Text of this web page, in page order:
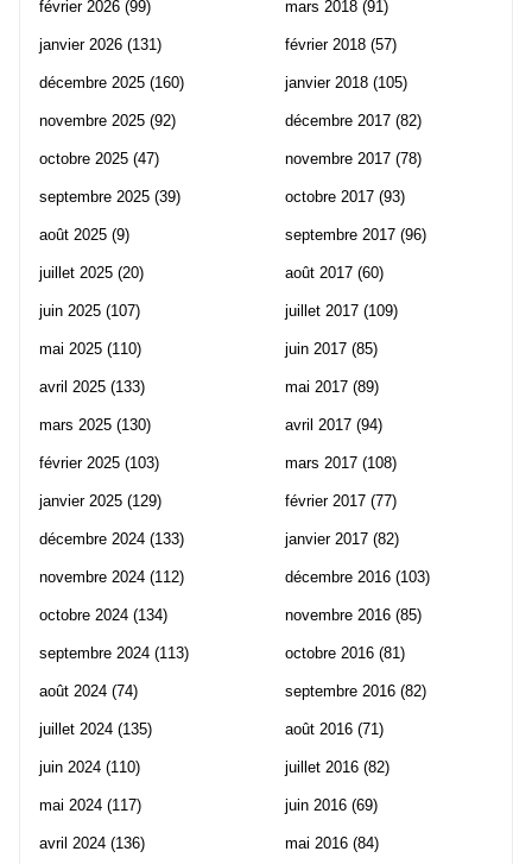
février 2026 (99)
janvier 2026 (131)
décembre 2025 (160)
novembre 2025 (92)
octobre 2025 (47)
septembre 2025 (39)
août 2025 (9)
juillet 2025 (20)
juin 2025 (107)
mai 2025 (110)
avril 2025 (133)
mars 2025 (130)
février 2025 (103)
janvier 2025 (129)
décembre 2024 (133)
novembre 2024 (112)
octobre 2024 (134)
septembre 2024 (113)
août 2024 (74)
juillet 2024 (135)
juin 2024 (110)
mai 2024 (117)
avril 2024 (136)
mars 2018 (91)
février 2018 (57)
janvier 2018 (105)
décembre 2017 (82)
novembre 2017 (78)
octobre 2017 (93)
septembre 2017 (96)
août 2017 (60)
juillet 2017 (109)
juin 2017 (85)
mai 2017 (89)
avril 2017 (94)
mars 2017 (108)
février 2017 (77)
janvier 2017 (82)
décembre 2016 (103)
novembre 2016 (85)
octobre 2016 (81)
septembre 2016 (82)
août 2016 (71)
juillet 2016 (82)
juin 2016 (69)
mai 2016 (84)